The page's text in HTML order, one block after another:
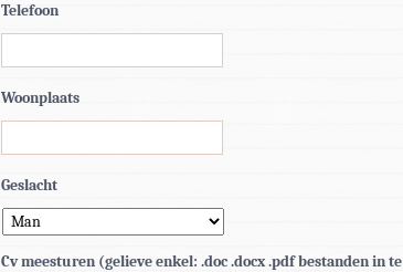
Telefoon
Woonplaats
Geslacht
Cv meesturen (gelieve enkel: .doc .docx .pdf bestanden in te